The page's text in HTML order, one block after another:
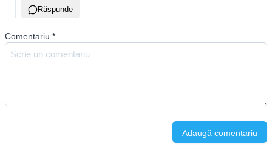
Răspunde
Comentariu *
Adaugă comentariu